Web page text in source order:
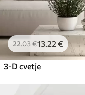
22.03€13.22 €
3-D cvetje